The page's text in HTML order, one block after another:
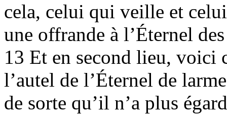
cela, celui qui veille et
une offrande à l’Éternel
13 Et en second lieu, voici
l’autel de l’Éternel de
de sorte qu’il n’a plus